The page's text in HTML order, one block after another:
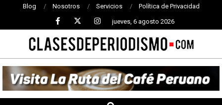
Blog Nosotros Servicios Política de Privacidad
jueves, 6 agosto 2026
CLASES
DE
PERIODISMO